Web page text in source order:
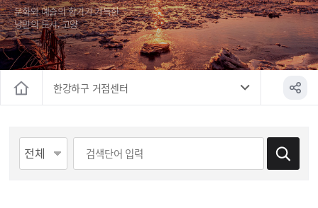
문화와 예술의 향기가 가득한
낭만의 도시, 고양
한강하구 거점센터